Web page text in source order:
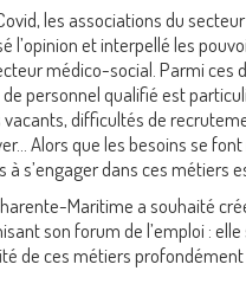
les associations du
l’opinion et interpellé les
médico-social. Parmi ces
personnel qualifié est
difficultés de
Alors que les besoins se
à s’engager dans ces métiers
Maritime a souhaité
son forum de l’emploi :
de ces métiers